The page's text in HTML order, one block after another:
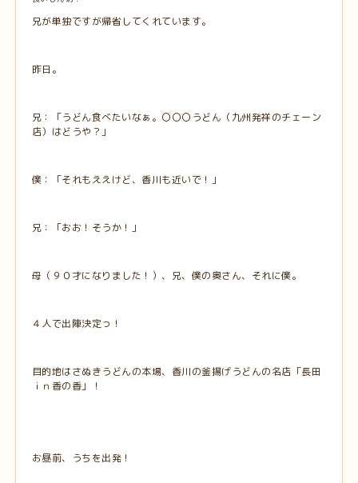
兄が単独ですが帰省してくれています。
昨日。
兄：「うどん食べたいなぁ。〇〇〇うどん（九州発祥のチェーン
店）はどうや？」
僕：「それもええけど、香川も近いで！」
兄：「おお！そうか！」
母（９０才になりました！）、兄、僕の奥さん、それに僕。
４人で出陣決定っ！
目的地はさぬきうどんの本場、香川の釜揚げうどんの名店「長田
ｉｎ香の香」！
お昼前、うちを出発！